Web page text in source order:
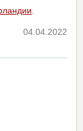
04.04.2022